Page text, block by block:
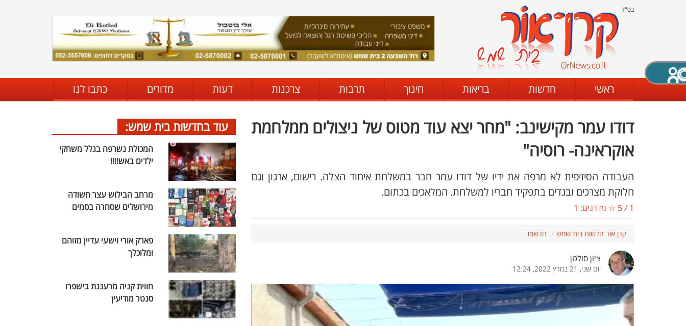
בס"ד
ראשי חדשות בריאות חינוך תרבות צרכנות דעות מדורים כתבו לנו
דודו עמר מקישינב: "מחר יצא עוד מטוס של ניצולים ממלחמת
אוקראינה- רוסיה"
העבודה הסיזיפית לא מרפה את ידיו של דודו עמר חבר במשלחת איחוד הצלה. רישום, ארגון וגם
חלוקת מצרכים ובגדים בתפקיד חבריו למשלחת. המלאכים בכתום.
1
/
5 ☆ מדרגים: 1
קרן אור חדשות בית שמש חדשות
ציון סולטן
יום שני, 21 במרץ 2022, 12:24
עוד בחדשות בית שמש:
המכולת נשרפה בגלל משחקי
ילדים באש!!!!
מרחב הבילוש עצר חשודה
מירושלים שסחרה בסמים
פארק אורי וישעי עדיין מזוהם
ומלוכלך
חווית קניה מרעננת בישפרו
סנטר מודיעין
X סגירה
מצב שחור - לבן קביעת ניגודיות
כיבוי הבהובים התאמת קריאה